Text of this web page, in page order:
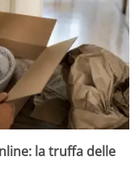
la truffa delle